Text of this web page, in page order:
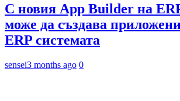
С новия App Builder на
може да създава
ERP системата
sensei3 months ago 0